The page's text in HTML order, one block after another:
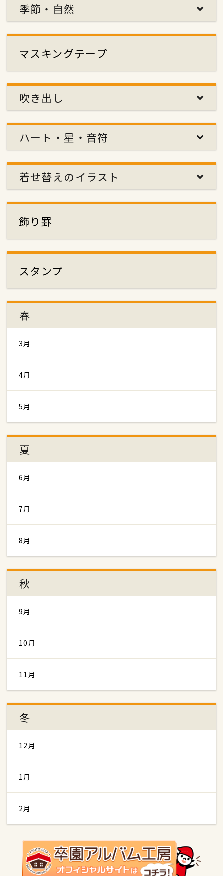
季節・自然
マスキングテープ
吹き出し
ハート・星・音符
着せ替えのイラスト
飾り罫
スタンプ
春
3月
4月
5月
夏
6月
7月
8月
秋
9月
10月
11月
冬
12月
1月
2月